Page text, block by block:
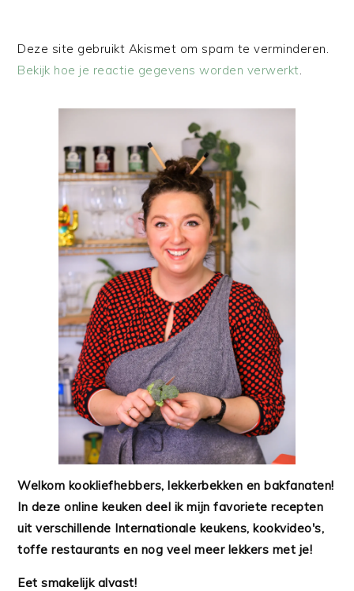
Deze site gebruikt Akismet om spam te verminderen.
Bekijk hoe je reactie gegevens worden verwerkt
Welkom kookliefhebbers, lekkerbekken en bakfanaten!
In deze online keuken deel ik mijn favoriete recepten
uit verschillende Internationale keukens, kookvideo's,
toffe restaurants en nog veel meer lekkers met je!
Eet smakelijk alvast!